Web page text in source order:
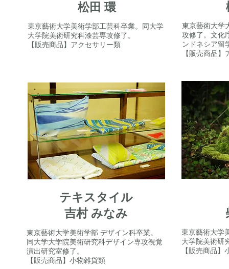
松田 環
東京藝術大学美術学部工芸科卒業。同大学
大学院美術研究科漆芸専攻修了。
【販売商品】アクセサリー類
東京藝術大学
攻修了。文化
ンドネシア留
【販売商品
テキスタイル
吉村 みなみ
東京藝術大学美術学部 デザイン科卒業。
同大学大学院美術研究科デザイン専攻視覚
演出研究室修了。
【販売商品】小物雑貨類
東京藝術大学
大学院美術研
【販売商品】